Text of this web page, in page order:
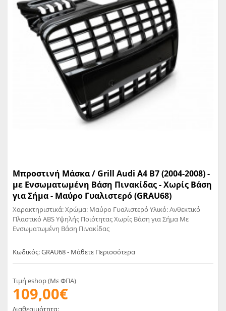
Μπροστινή Μάσκα / Grill Audi A4 B7 (2004-2008) -
με Ενσωματωμένη Βάση Πινακίδας - Χωρίς Βάση
για Σήμα - Μαύρο Γυαλιστερό (GRAU68)
Χαρακτηριστικά: Χρώμα: Μαύρο Γυαλιστερό Υλικό: Ανθεκτικό
Πλαστικό ABS Υψηλής Ποιότητας Χωρίς Βάση για Σήμα Με
Ενσωματωμένη Βάση Πινακίδας
Κωδικός: GRAU68 - Μάθετε Περισσότερα
Τιμή eshop (Με ΦΠΑ)
109,00€
Διαθεσιμότητα: